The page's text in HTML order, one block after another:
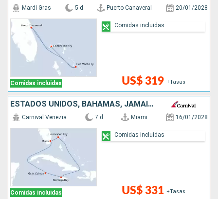
Comidas incluidas
Mardi Gras 5 d Puerto Canaveral 20/01/2028
US$ 319 +Tasas
Comidas incluidas
ESTADOS UNIDOS, BAHAMAS, JAMAICA, ISLAS CAIMÁN
Comidas incluidas
Carnival Venezia 7 d Miami 16/01/2028
US$ 331 +Tasas
Comidas incluidas